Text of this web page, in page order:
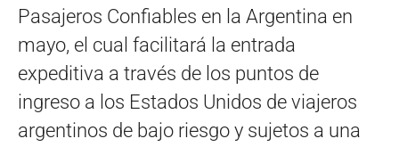
Pasajeros Confiables en la Argentina en
mayo, el cual facilitará la entrada
expeditiva a través de los puntos de
ingreso a los Estados Unidos de viajeros
argentinos de bajo riesgo y sujetos a una